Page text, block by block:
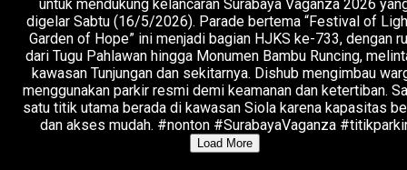
Load More